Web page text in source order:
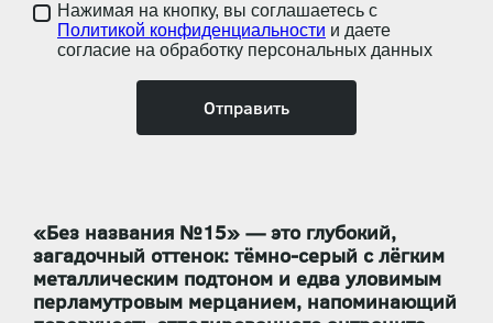
Нажимая на кнопку, вы соглашаетесь с
Политикой конфиденциальности и даете
согласие на обработку персональных данных
«Без названия №15» — это глубокий,
загадочный оттенок: тёмно-серый с лёгким
металлическим подтоном и едва уловимым
перламутровым мерцанием, напоминающий